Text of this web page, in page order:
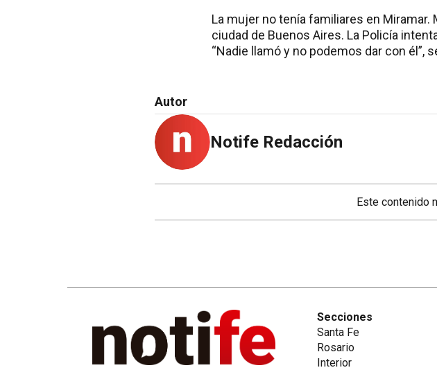
La mujer no tenía familiares en Miramar.
ciudad de Buenos Aires. La Policía
“Nadie llamó y no podemos dar con él”,
Autor
Notife Redacción
Este contenido
Secciones
Santa Fe
Rosario
Interior